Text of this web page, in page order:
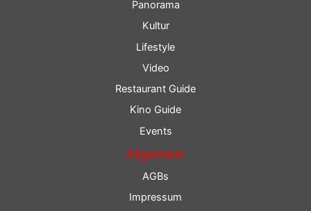
Panorama
Kultur
Lifestyle
Video
Restaurant Guide
Kino Guide
Events
Allgemein
AGBs
Impressum